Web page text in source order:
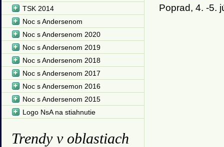
Poprad, 4. -5.
TSK 2014
Noc s Andersenom
Noc s Andersenom 2020
Noc s Andersenom 2019
Noc s Andersenom 2018
Noc s Andersenom 2017
Noc s Andersemon 2016
Noc s Andersenom 2015
Logo NsA na stiahnutie
Trendy v oblastiach